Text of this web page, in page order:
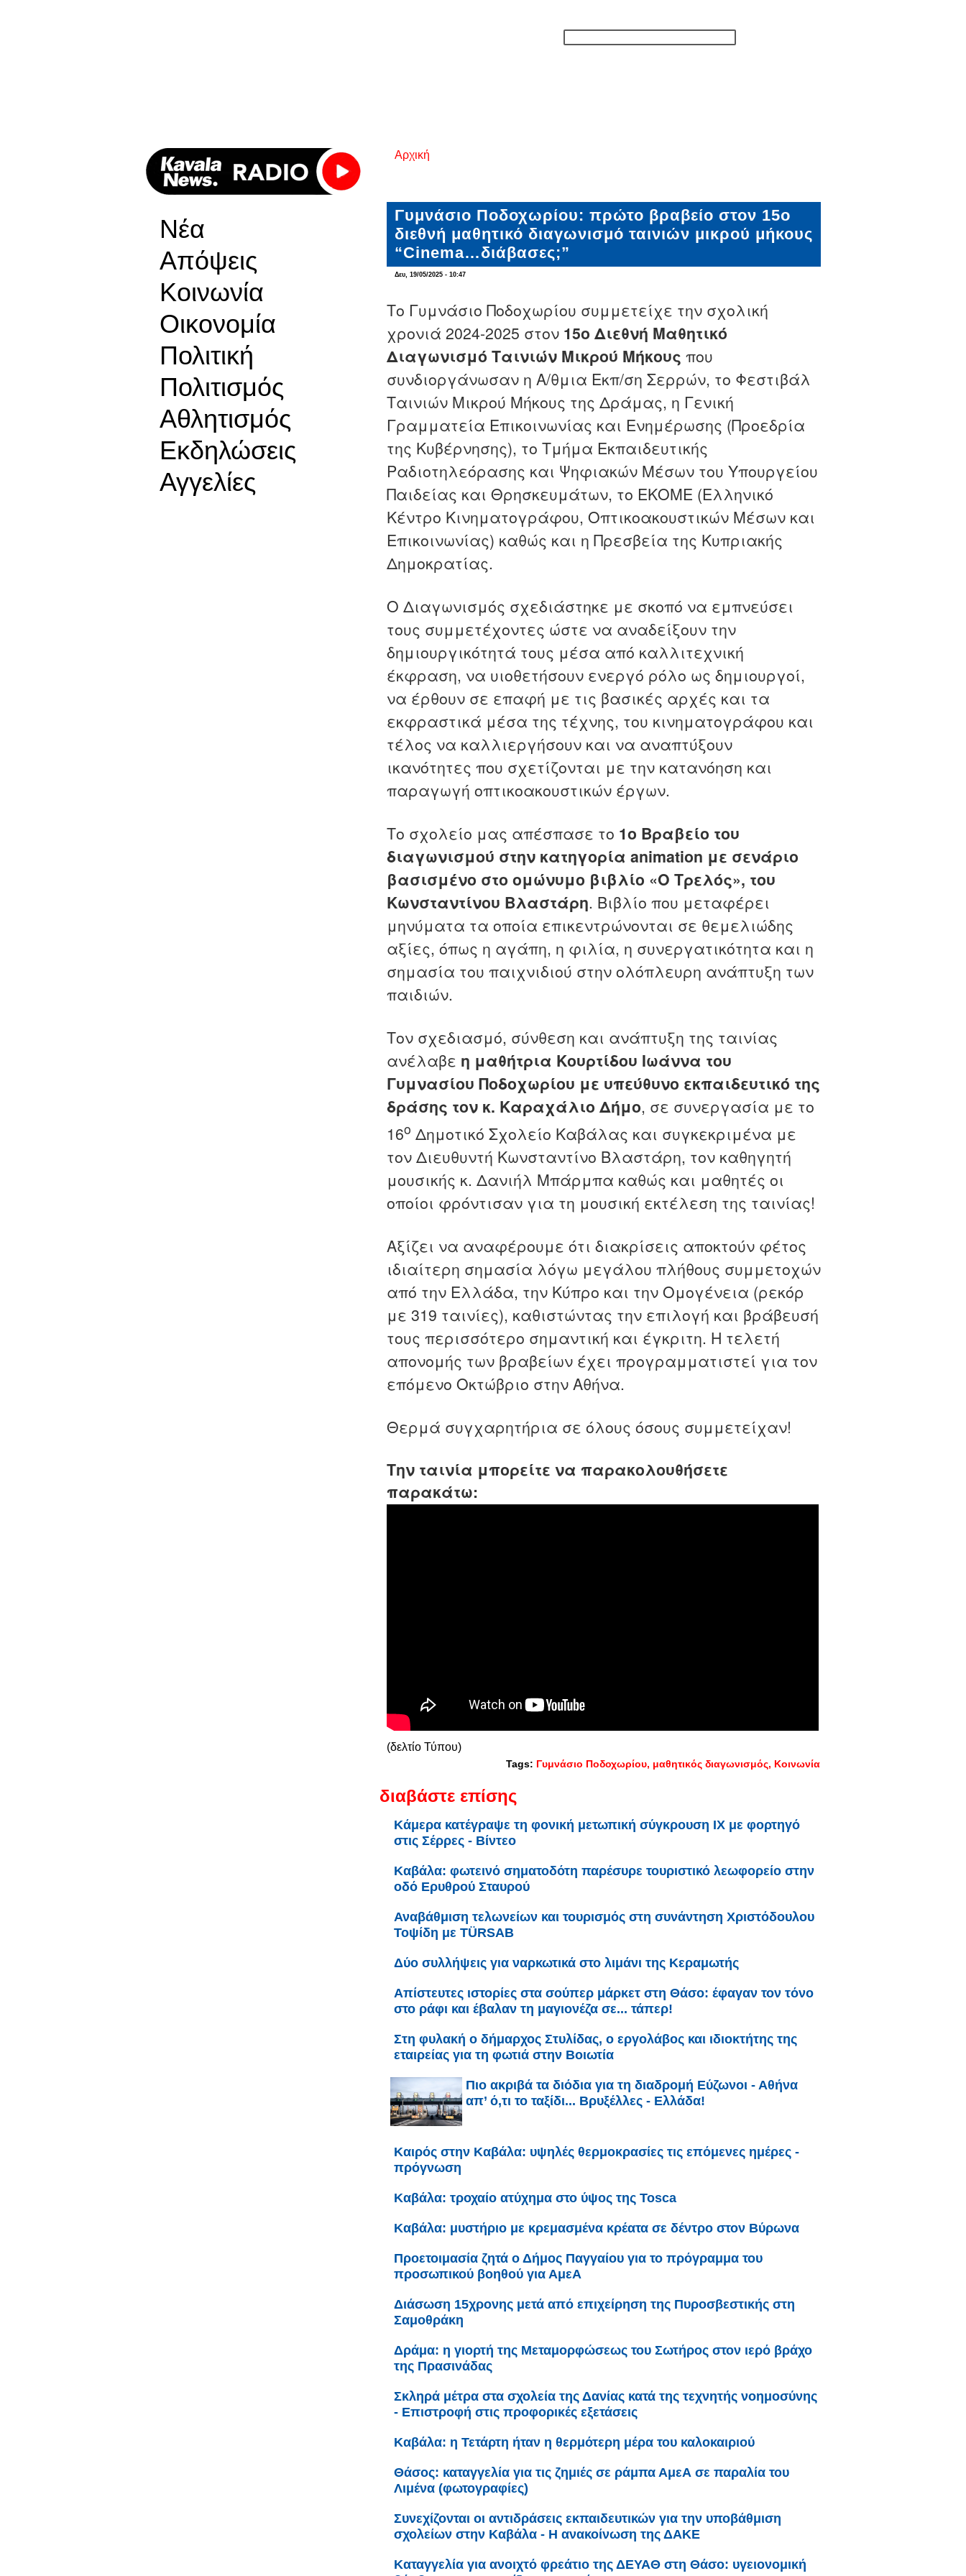
Νέα
Απόψεις
Κοινωνία
Οικονομία
Πολιτική
Πολιτισμός
Αθλητισμός
Εκδηλώσεις
Αγγελίες
Είστε εδώ
Αρχική
Γυμνάσιο Ποδοχωρίου: πρώτο βραβείο στον 15ο
διεθνή μαθητικό διαγωνισμό ταινιών μικρού μήκους
“Cinema…διάβασες;”
Δευ, 19/05/2025 - 10:47
Το Γυμνάσιο Ποδοχωρίου συμμετείχε την σχολική
χρονιά 2024-2025 στον 15ο Διεθνή Μαθητικό
Διαγωνισμό Ταινιών Μικρού Μήκους που
συνδιοργάνωσαν η Α/θμια Εκπ/ση Σερρών, το Φεστιβάλ
Ταινιών Μικρού Μήκους της Δράμας, η Γενική
Γραμματεία Επικοινωνίας και Ενημέρωσης (Προεδρία
της Κυβέρνησης), το Τμήμα Εκπαιδευτικής
Ραδιοτηλεόρασης και Ψηφιακών Μέσων του Υπουργείου
Παιδείας και Θρησκευμάτων, το ΕΚΟΜΕ (Ελληνικό
Κέντρο Κινηματογράφου, Οπτικοακουστικών Μέσων και
Επικοινωνίας) καθώς και η Πρεσβεία της Κυπριακής
Δημοκρατίας.
Ο Διαγωνισμός σχεδιάστηκε με σκοπό να εμπνεύσει
τους συμμετέχοντες ώστε να αναδείξουν την
δημιουργικότητά τους μέσα από καλλιτεχνική
έκφραση, να υιοθετήσουν ενεργό ρόλο ως δημιουργοί,
να έρθουν σε επαφή με τις βασικές αρχές και τα
εκφραστικά μέσα της τέχνης, του κινηματογράφου και
τέλος να καλλιεργήσουν και να αναπτύξουν
ικανότητες που σχετίζονται με την κατανόηση και
παραγωγή οπτικοακουστικών έργων.
Το σχολείο μας απέσπασε το 1ο Βραβείο του
διαγωνισμού στην κατηγορία animation με σενάριο
βασισμένο στο ομώνυμο βιβλίο «Ο Τρελός», του
Κωνσταντίνου Βλαστάρη. Βιβλίο που μεταφέρει
μηνύματα τα οποία επικεντρώνονται σε θεμελιώδης
αξίες, όπως η αγάπη, η φιλία, η συνεργατικότητα και η
σημασία του παιχνιδιού στην ολόπλευρη ανάπτυξη των
παιδιών.
Τον σχεδιασμό, σύνθεση και ανάπτυξη της ταινίας
ανέλαβε η μαθήτρια Κουρτίδου Ιωάννα του
Γυμνασίου Ποδοχωρίου με υπεύθυνο εκπαιδευτικό της
δράσης τον κ. Καραχάλιο Δήμο, σε συνεργασία με το
16ο Δημοτικό Σχολείο Καβάλας και συγκεκριμένα με
τον Διευθυντή Κωνσταντίνο Βλαστάρη, τον καθηγητή
μουσικής κ. Δανιήλ Μπάρμπα καθώς και μαθητές οι
οποίοι φρόντισαν για τη μουσική εκτέλεση της ταινίας!
Αξίζει να αναφέρουμε ότι διακρίσεις αποκτούν φέτος
ιδιαίτερη σημασία λόγω μεγάλου πλήθους συμμετοχών
από την Ελλάδα, την Κύπρο και την Ομογένεια (ρεκόρ
με 319 ταινίες), καθιστώντας την επιλογή και βράβευσή
τους περισσότερο σημαντική και έγκριτη. Η τελετή
απονομής των βραβείων έχει προγραμματιστεί για τον
επόμενο Οκτώβριο στην Αθήνα.
Θερμά συγχαρητήρια σε όλους όσους συμμετείχαν!
Την ταινία μπορείτε να παρακολουθήσετε
παρακάτω:
(δελτίο Τύπου)
Tags: Γυμνάσιο Ποδοχωρίου μαθητικός διαγωνισμός Κοινωνία
διαβάστε επίσης
Κάμερα κατέγραψε τη φονική μετωπική σύγκρουση ΙΧ με φορτηγό
στις Σέρρες - Βίντεο
Καβάλα: φωτεινό σηματοδότη παρέσυρε τουριστικό λεωφορείο στην
οδό Ερυθρού Σταυρού
Αναβάθμιση τελωνείων και τουρισμός στη συνάντηση Χριστόδουλου
Τοψίδη με TÜRSAB
Δύο συλλήψεις για ναρκωτικά στο λιμάνι της Κεραμωτής
Απίστευτες ιστορίες στα σούπερ μάρκετ στη Θάσο: έφαγαν τον τόνο
στο ράφι και έβαλαν τη μαγιονέζα σε... τάπερ!
Στη φυλακή ο δήμαρχος Στυλίδας, ο εργολάβος και ιδιοκτήτης της
εταιρείας για τη φωτιά στην Βοιωτία
Πιο ακριβά τα διόδια για τη διαδρομή Εύζωνοι - Αθήνα
απ’ ό,τι το ταξίδι... Βρυξέλλες - Ελλάδα!
Καιρός στην Καβάλα: υψηλές θερμοκρασίες τις επόμενες ημέρες -
πρόγνωση
Καβάλα: τροχαίο ατύχημα στο ύψος της Tosca
Καβάλα: μυστήριο με κρεμασμένα κρέατα σε δέντρο στον Βύρωνα
Προετοιμασία ζητά ο Δήμος Παγγαίου για το πρόγραμμα του
προσωπικού βοηθού για ΑμεΑ
Διάσωση 15χρονης μετά από επιχείρηση της Πυροσβεστικής στη
Σαμοθράκη
Δράμα: η γιορτή της Μεταμορφώσεως του Σωτήρος στον ιερό βράχο
της Πρασινάδας
Σκληρά μέτρα στα σχολεία της Δανίας κατά της τεχνητής νοημοσύνης
- Επιστροφή στις προφορικές εξετάσεις
Καβάλα: η Τετάρτη ήταν η θερμότερη μέρα του καλοκαιριού
Θάσος: καταγγελία για τις ζημιές σε ράμπα ΑμεΑ σε παραλία του
Λιμένα (φωτογραφίες)
Συνεχίζονται οι αντιδράσεις εκπαιδευτικών για την υποβάθμιση
σχολείων στην Καβάλα - Η ανακοίνωση της ΔΑΚΕ
Καταγγελία για ανοιχτό φρεάτιο της ΔΕΥΑΘ στη Θάσο: υγειονομική